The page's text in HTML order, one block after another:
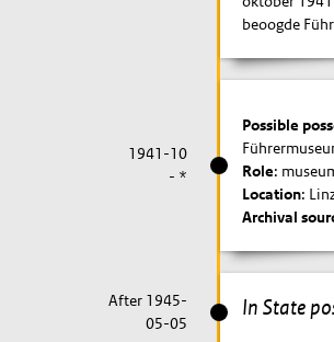
beoogde
1941-10
- *
Possible
Role:
Location:
Archival
In State
After 1945-
05-05